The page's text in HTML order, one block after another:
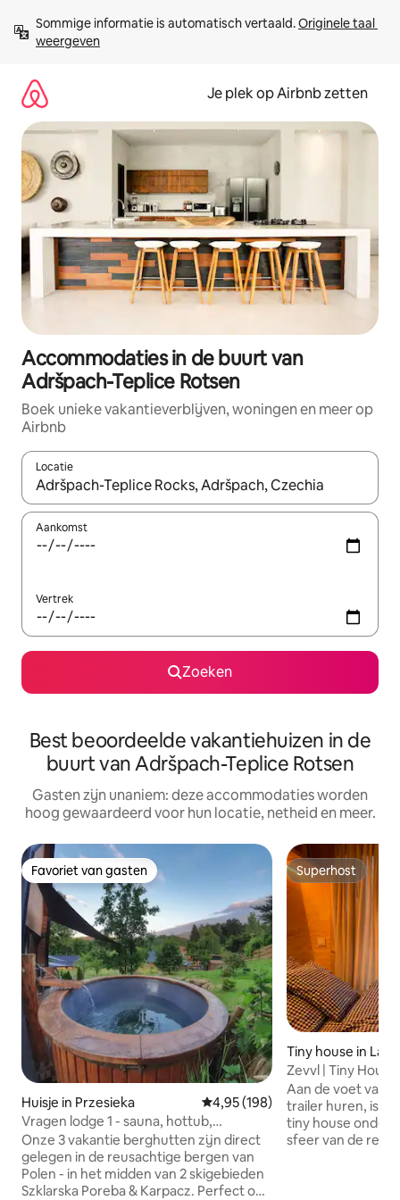
direct
naar
Sommige informatie is automatisch vertaald. Originele taal
weergeven
Je plek op Airbnb zetten
Accommodaties in de buurt van
Adršpach-Teplice Rotsen
Boek unieke vakantieverblijven, woningen en meer op
Airbnb
Locatie
Wanneer er resultaten beschikbaar zijn, maak je een keuze
Aankomst
Vertrek
Zoeken
Best beoordeelde vakantiehuizen in de
buurt van Adršpach-Teplice Rotsen
Gasten zijn unaniem: deze accommodaties worden
hoog gewaardeerd voor hun locatie, netheid en meer.
Favoriet van gasten
Favoriet van gasten
Huisje in Przesieka Gemiddelde beoordeling van
4,95 (198)
Vragen lodge 1 - sauna, hottub,
zonneterras, natuur
Onze 3 vakantie berghutten zijn direct
gelegen in de reusachtige bergen van
Polen - in het midden van 2 skigebieden
Szklarska Poreba & Karpacz. Perfect om
Superhost
Superhost
Tiny house in
d
Zevvl | Tiny
bossen. Natuur
Aan de voet van
trailer huren, is
tiny house
sfeer van de